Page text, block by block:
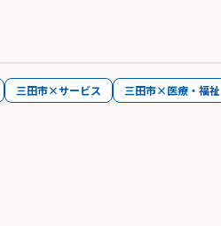
三田市×サービス 三田市×医療・福祉